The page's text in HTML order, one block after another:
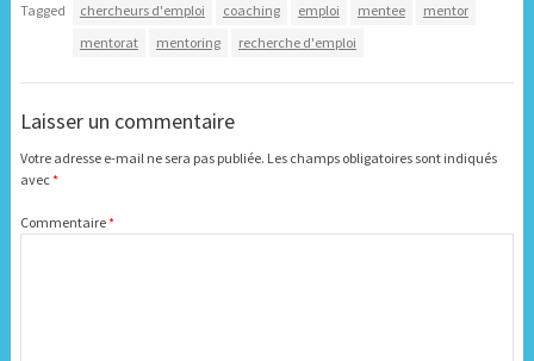
Tagged chercheurs d'emploi coaching emploi mentee
mentor
mentorat
mentoring recherche d'emploi
Laisser un commentaire
Votre adresse e-mail ne sera pas publiée. Les champs obligatoires sont indiqués
avec*
Commentaire*